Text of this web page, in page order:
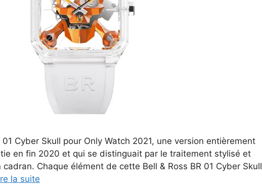
01 Cyber Skull pour Only Watch 2021, une version entièrement
en fin 2020 et qui se distinguait par le traitement stylisé et
Chaque élément de cette Bell & Ross BR 01 Cyber Skull
la suite